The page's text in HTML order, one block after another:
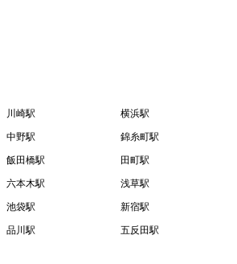
。
ビス利用中に当社が登録を求めた情報
を意味します。
は、会員による本サービスの利用の促
制度を意味します。
ション注文書を意味します。
」とは、定期建物賃貸借契約（以下
います）の開始日のことで、利用者の
を意味します。
川崎駅 横浜駅
中野駅 錦糸町駅
飯田橋駅 田町駅
六本木駅 浅草駅
池袋駅 新宿駅
品川駅 五反田駅